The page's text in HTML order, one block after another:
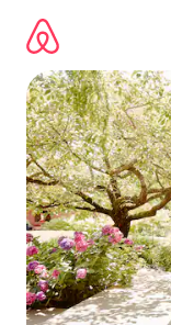
directement
contenu